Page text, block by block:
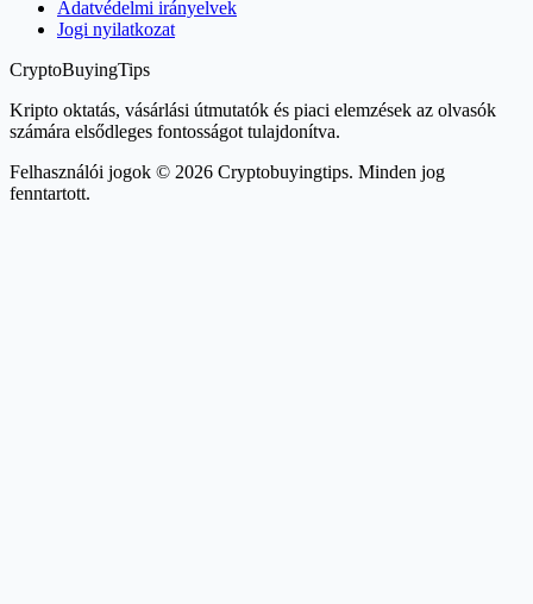
Adatvédelmi irányelvek
Jogi nyilatkozat
CryptoBuyingTips
Kripto oktatás, vásárlási útmutatók és piaci elemzések az olvasók
számára elsődleges fontosságot tulajdonítva.
Felhasználói jogok © 2026 Cryptobuyingtips. Minden jog
fenntartott.